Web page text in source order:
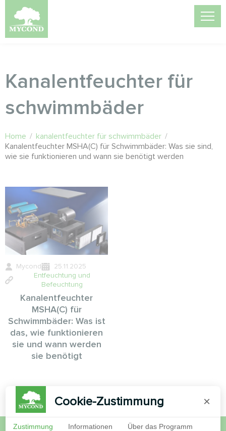
Kanalentfeuchter für
schwimmbäder
Home / kanalentfeuchter für schwimmbäder /
Kanalentfeuchter MSHA(C) für Schwimmbäder: Was sie sind,
wie sie funktionieren und wann sie benötigt werden
Mycond
25.11.2025
Entfeuchtung und
Befeuchtung
Kanalentfeuchter
MSHA(C) für
Schwimmbäder: Was ist
das, wie funktionieren
sie und wann werden
sie benötigt
Cookie-Zustimmung ×
Zustimmung Informationen Über das Programm